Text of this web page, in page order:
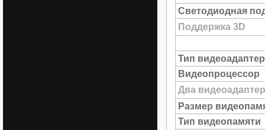
Светодиодная
Поддержка 3D
Тип
Видеопроцессор
Два
Размер
Тип видеопамяти